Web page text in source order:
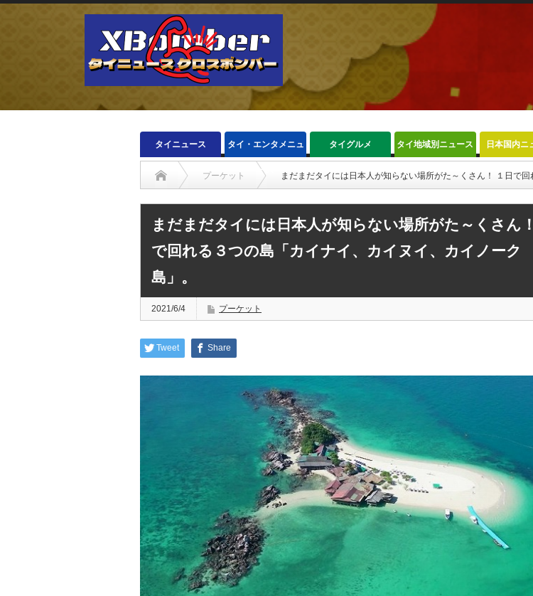
タイニュース タイ・エンタメニュ
ース
タイグルメ タイ地域別ニュース 日本国内ニ
プーケット まだまだタイには日本人が知らない場所がた～くさん！ １日で
まだまだタイには日本人が知らない場所がた～くさん
で回れる３つの島「カイナイ、カイヌイ、カイノーク
島」。
2021/6/4 プーケット
Tweet Share